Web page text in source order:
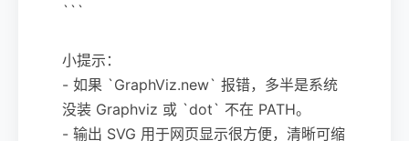
```
小提示：
- 如果 `GraphViz.new` 报错，多半是系统
没装 Graphviz 或 `dot` 不在 PATH。
- 输出 SVG 用于网页显示很方便，清晰可缩